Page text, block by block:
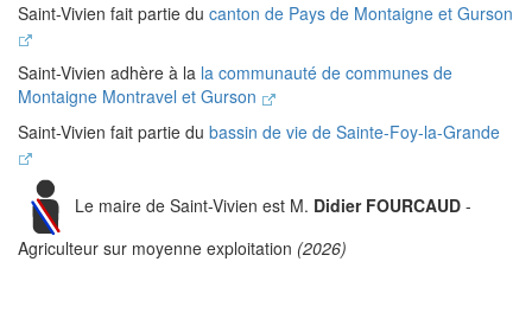
Saint-Vivien fait partie du canton de Pays de Montaigne et Gurson
Saint-Vivien adhère à la la communauté de communes de
Montaigne Montravel et Gurson
Saint-Vivien fait partie du bassin de vie de Sainte-Foy-la-Grande
Le maire de Saint-Vivien est M. Didier FOURCAUD -
Agriculteur sur moyenne exploitation (2026)